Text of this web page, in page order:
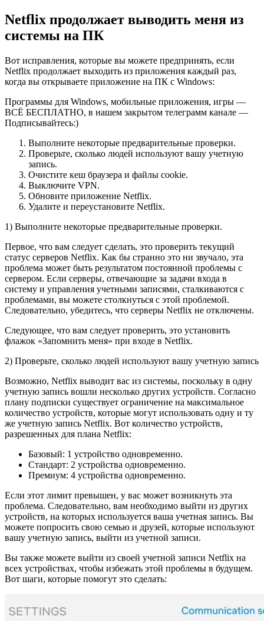
Netflix продолжает выводить меня из
системы на ПК
Вот исправления, которые вы можете предпринять, если
Netflix продолжает выходить из приложения каждый раз,
когда вы открываете приложение на ПК с Windows:
Программы для Windows, мобильные приложения, игры —
ВСЁ БЕСПЛАТНО, в нашем закрытом телеграмм канале —
Подписывайтесь:)
Выполните некоторые предварительные проверки.
Проверьте, сколько людей используют вашу учетную
запись.
Очистите кеш браузера и файлы cookie.
Выключите VPN.
Обновите приложение Netflix.
Удалите и переустановите Netflix.
1) Выполните некоторые предварительные проверки.
Первое, что вам следует сделать, это проверить текущий
статус серверов Netflix. Как бы странно это ни звучало, эта
проблема может быть результатом постоянной проблемы с
сервером. Если серверы, отвечающие за задачи входа в
систему и управления учетными записями, сталкиваются с
проблемами, вы можете столкнуться с этой проблемой.
Следовательно, убедитесь, что серверы Netflix не отключены.
Следующее, что вам следует проверить, это установить
флажок «Запомнить меня» при входе в Netflix.
2) Проверьте, сколько людей используют вашу учетную запись
Возможно, Netflix выводит вас из системы, поскольку в одну
учетную запись вошли несколько других устройств. Согласно
плану подписки существует ограничение на максимальное
количество устройств, которые могут использовать одну и ту
же учетную запись Netflix. Вот количество устройств,
разрешенных для плана Netflix:
Базовый: 1 устройство одновременно.
Стандарт: 2 устройства одновременно.
Премиум: 4 устройства одновременно.
Если этот лимит превышен, у вас может возникнуть эта
проблема. Следовательно, вам необходимо выйти из других
устройств, на которых используется ваша учетная запись. Вы
можете попросить свою семью и друзей, которые используют
вашу учетную запись, выйти из учетной записи.
Вы также можете выйти из своей учетной записи Netflix на
всех устройствах, чтобы избежать этой проблемы в будущем.
Вот шаги, которые помогут это сделать: